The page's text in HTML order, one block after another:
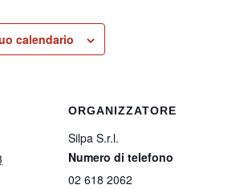
calendario
ORGANIZZATORE
Silpa S.r.l.
Numero di telefono
02 618 2062